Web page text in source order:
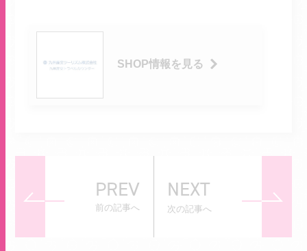
SHOP情報を見る
PREV
前の記事へ
NEXT
次の記事へ